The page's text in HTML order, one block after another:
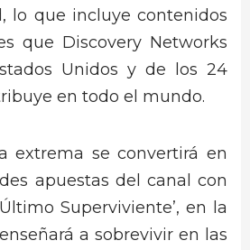
lo que incluye contenidos
que Discovery Networks
Unidos y de los 24
en todo el mundo.
extrema se convertirá en
apuestas del canal con
Superviviente’, en la
a sobrevivir en las